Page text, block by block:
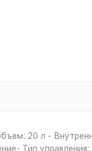
20 л -
Тип